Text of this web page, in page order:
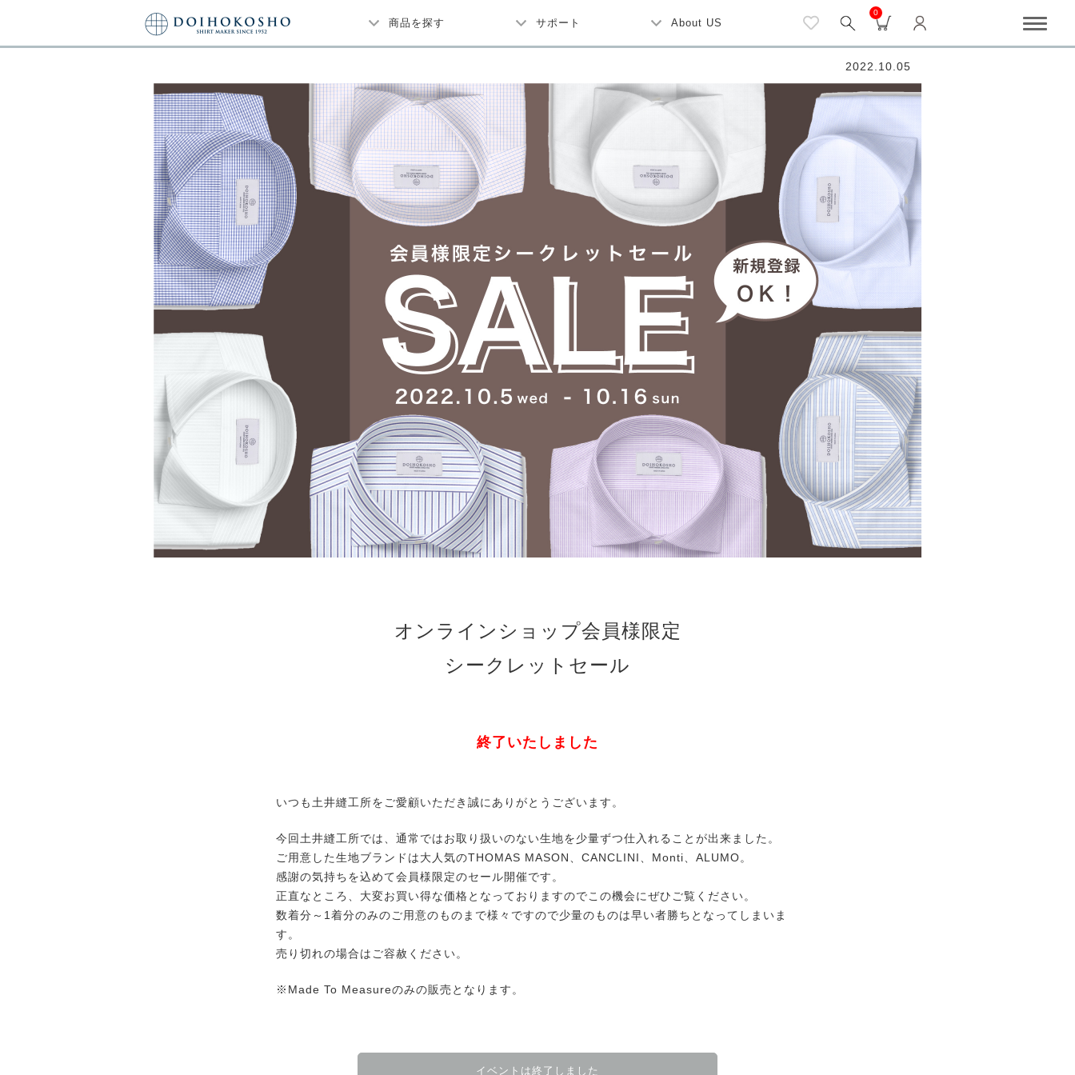
商品を探す サポート About US
0
2022.10.05
オンラインショップ会員様限定
シークレットセール
終了いたしました
いつも土井縫工所をご愛顧いただき誠にありがとうございます。
今回土井縫工所では、通常ではお取り扱いのない生地を少量ずつ仕入れることが出来ました。
ご用意した生地ブランドは大人気のTHOMAS MASON、CANCLINI、Monti、ALUMO。
感謝の気持ちを込めて会員様限定のセール開催です。
正直なところ、大変お買い得な価格となっておりますのでこの機会にぜひご覧ください。
数着分～1着分のみのご用意のものまで様々ですので少量のものは早い者勝ちとなってしまいま
す。
売り切れの場合はご容赦ください。
※Made To Measureのみの販売となります。
イベントは終了しました